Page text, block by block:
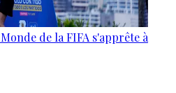
de la FIFA s'apprête à